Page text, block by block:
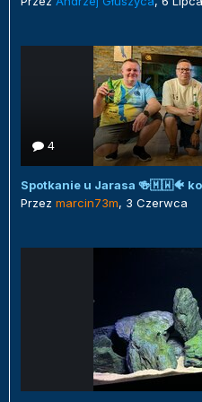
4
Spotkanie u Jarasa 🍻🇲🇼🐠
Przez marcin73m, 3 Czerwca